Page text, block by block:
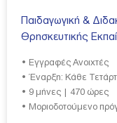
Παιδαγωγική &
Θρησκευτικής
• Εγγραφές Ανοιχτές
• Έναρξη: Κάθε
• 9 μήνες | 470 ώρες
• Μοριοδοτούμενο